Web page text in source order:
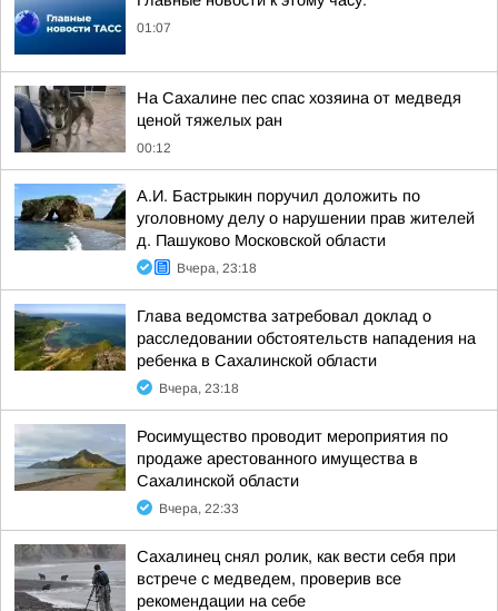
01:07
На Сахалине пес спас хозяина от медведя
ценой тяжелых ран
00:12
А.И. Бастрыкин поручил доложить по
уголовному делу о нарушении прав жителей
д. Пашуково Московской области
Вчера, 23:18
Глава ведомства затребовал доклад о
расследовании обстоятельств нападения на
ребенка в Сахалинской области
Вчера, 23:18
Росимущество проводит мероприятия по
продаже арестованного имущества в
Сахалинской области
Вчера, 22:33
Сахалинец снял ролик, как вести себя при
встрече с медведем, проверив все
рекомендации на себе